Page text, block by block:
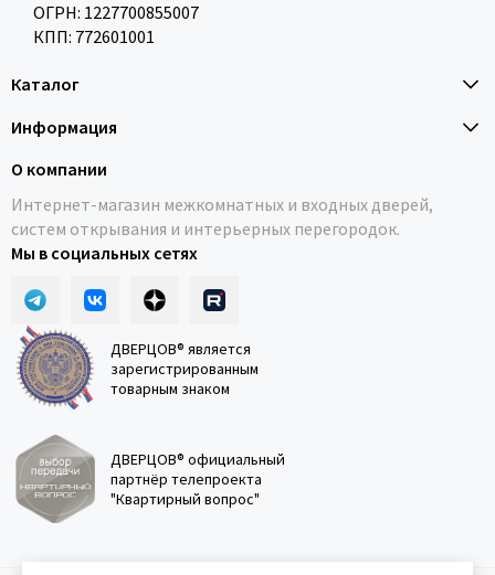
ОГРН: 1227700855007
КПП: 772601001
Каталог
Информация
О компании
Интернет-магазин межкомнатных и входных дверей,
систем открывания и интерьерных перегородок.
Мы в социальных сетях
ДВЕРЦОВ® является
зарегистрированным
товарным знаком
ДВЕРЦОВ® официальный
партнёр телепроекта
"Квартирный вопрос"